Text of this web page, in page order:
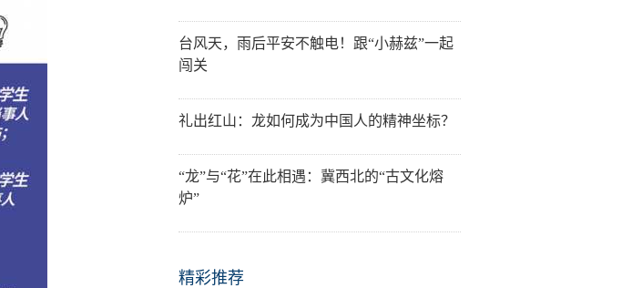
台风天，雨后平安不触电！跟“小赫兹”一起
闯关
礼出红山：龙如何成为中国人的精神坐标？
“龙”与“花”在此相遇：冀西北的“古文化熔
炉”
精彩推荐